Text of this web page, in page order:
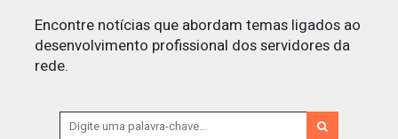
Encontre notícias que abordam temas ligados ao
desenvolvimento profissional dos servidores da
rede.